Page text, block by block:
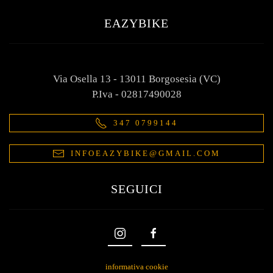
EAZYBIKE
Via Osella 13 - 13011 Borgosesia (VC)
P.Iva - 02817490028
347 0799144
INFOEAZYBIKE@GMAIL.COM
SEGUICI
informativa cookie